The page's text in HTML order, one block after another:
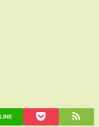
LINE